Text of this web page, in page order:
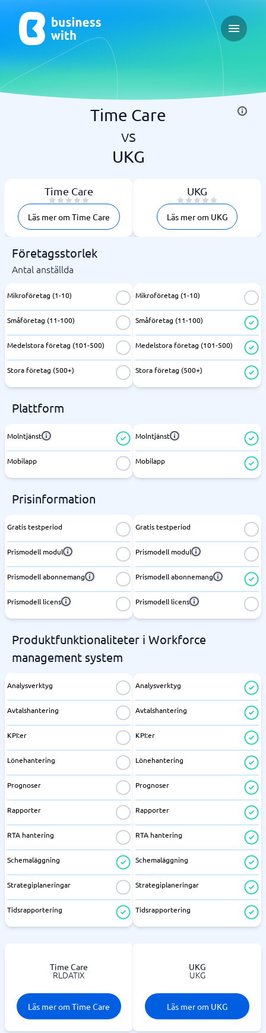
Open
Time Care
vs
UKG
Time Care
Läs mer om Time Care
UKG
Läs mer om UKG
Företagsstorlek
Antal anställda
Mikroföretag (1-10)
Småföretag (11-100)
Medelstora företag (101-500)
Stora företag (500+)
Mikroföretag (1-10)
Småföretag (11-100)
Medelstora företag (101-500)
Stora företag (500+)
Plattform
Molntjänst
Mobilapp
Molntjänst
Mobilapp
Prisinformation
Gratis testperiod
Prismodell modul
Prismodell abonnemang
Prismodell licens
Gratis testperiod
Prismodell modul
Prismodell abonnemang
Prismodell licens
Produktfunktionaliteter i Workforce
management system
Analysverktyg
Avtalshantering
KPI:er
Lönehantering
Prognoser
Rapporter
RTA hantering
Schemaläggning
Strategiplaneringar
Tidsrapportering
Analysverktyg
Avtalshantering
KPI:er
Lönehantering
Prognoser
Rapporter
RTA hantering
Schemaläggning
Strategiplaneringar
Tidsrapportering
Time Care
RLDATIX
Läs mer om Time Care
UKG
UKG
Läs mer om UKG